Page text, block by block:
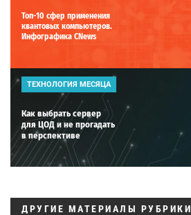
Топ-10 сфер применения
квантовых компьютеров.
Инфографика CNews
ТЕХНОЛОГИЯ МЕСЯЦА
Как выбрать сервер
для ЦОД и не прогадать
в перспективе
ДРУГИЕ МАТЕРИАЛЫ РУБРИКИ